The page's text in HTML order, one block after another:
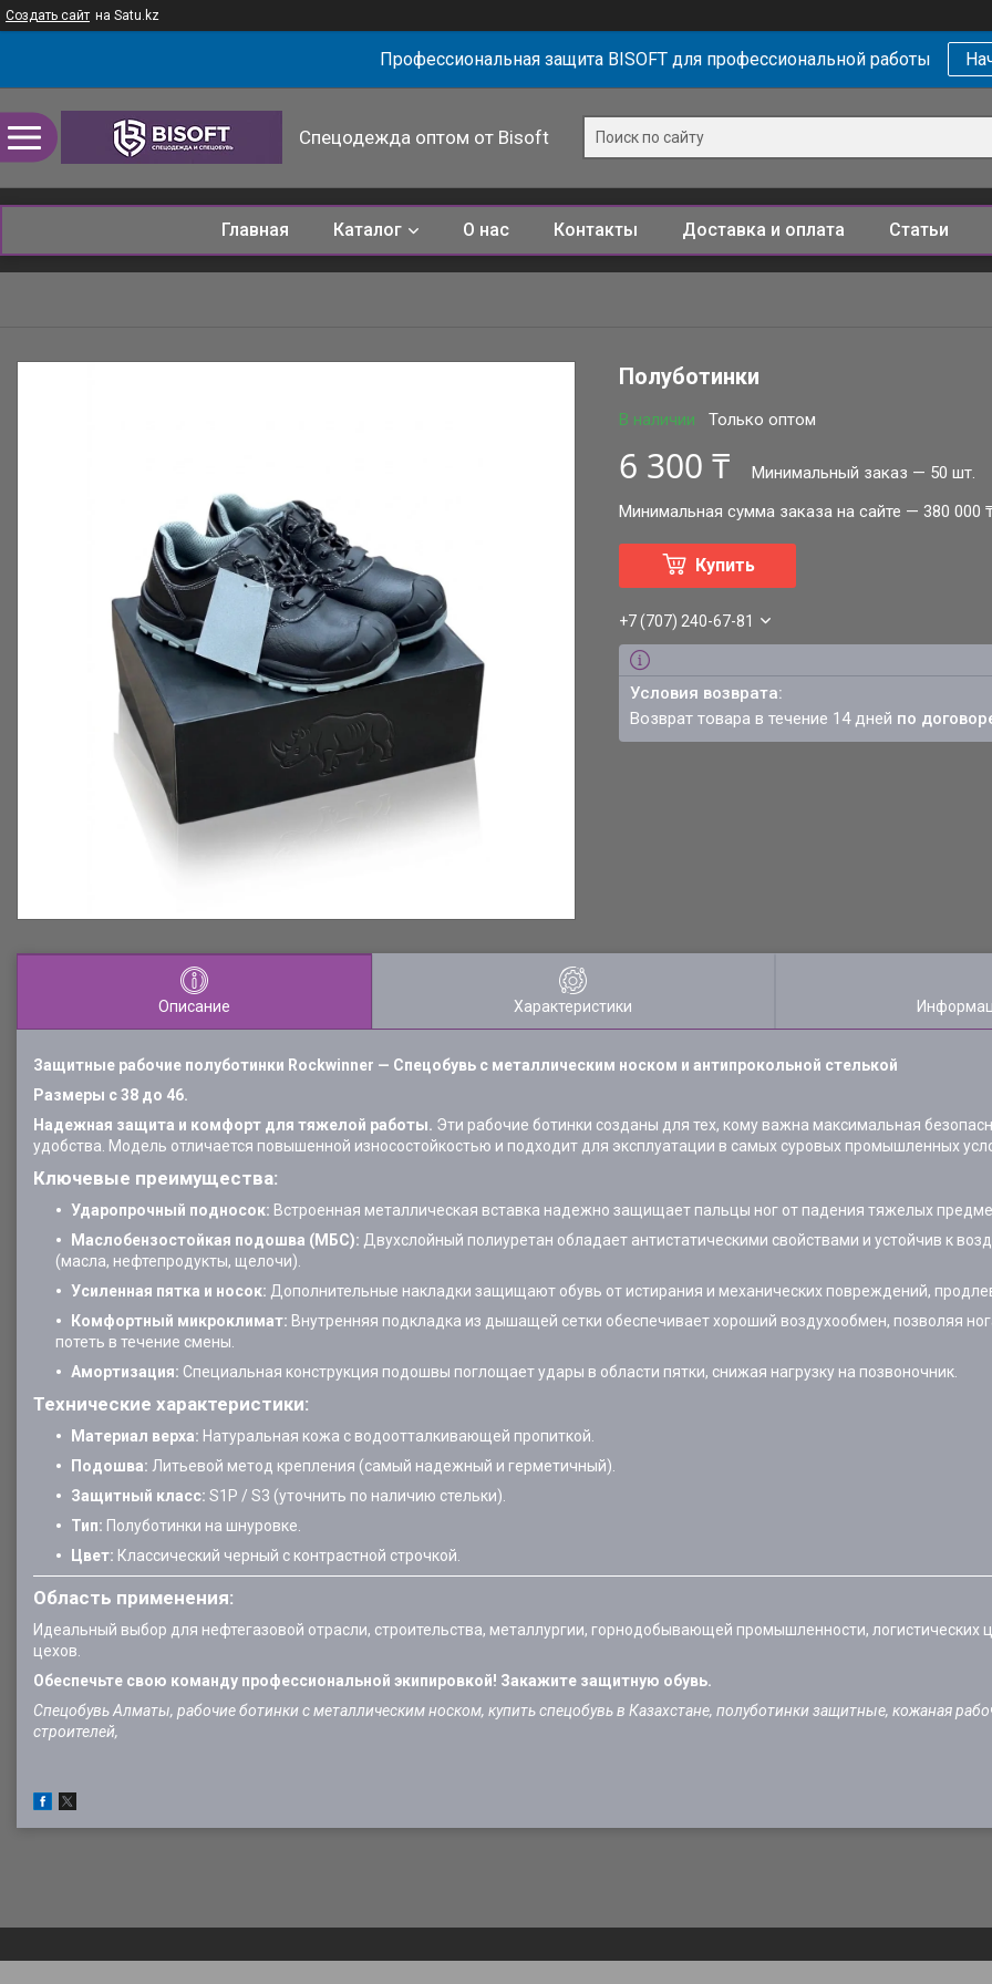
Создать сайт на Satu.kz
Профессиональная защита BISOFT для профессиональной работы
Спецодежда оптом от Bisoft
Главная Каталог О нас Контакты Доставка и оплата Статьи
Полуботинки
В наличии Только оптом
6 300 ₸
Минимальный заказ — 50 шт.
Минимальная сумма заказа на сайте — 380 000
Купить
+7 (707) 240-67-81
возврат товара в течение 14 дней по
Описание Характеристики
Защитные рабочие полуботинки Rockwinner — Спецобувь с металлическим носком и антипрокольной стелькой
Размеры с 38 до 46.
Надежная защита и комфорт для тяжелой работы. Эти рабочие ботинки созданы для тех, кому важна максимальная
удобства. Модель отличается повышенной износостойкостью и подходит для эксплуатации в самых суровых промышленных
Ключевые преимущества:
Ударопрочный подносок: Встроенная металлическая вставка надежно защищает пальцы ног от падения тяжелых
Маслобензостойкая подошва (МБС): Двухслойный полиуретан обладает антистатическими свойствами и устойчив к
(масла, нефтепродукты, щелочи).
Усиленная пятка и носок: Дополнительные накладки защищают обувь от истирания и механических повреждений,
Комфортный микроклимат: Внутренняя подкладка из дышащей сетки обеспечивает хороший воздухообмен, позволяя
потеть в течение смены.
Амортизация: Специальная конструкция подошвы поглощает удары в области пятки, снижая нагрузку на позвоночник.
Технические характеристики:
Материал верха: Натуральная кожа с водоотталкивающей пропиткой.
Подошва: Литьевой метод крепления (самый надежный и герметичный).
Защитный класс: S1P / S3 (уточнить по наличию стельки).
Тип: Полуботинки на шнуровке.
Цвет: Классический черный с контрастной строчкой.
Область применения:
Идеальный выбор для нефтегазовой отрасли, строительства, металлургии, горнодобывающей промышленности, логистических
цехов.
Обеспечьте свою команду профессиональной экипировкой! Закажите защитную обувь.
Спецобувь Алматы, рабочие ботинки с металлическим носком, купить спецобувь в Казахстане, полуботинки защитные, кожаная
строителей,